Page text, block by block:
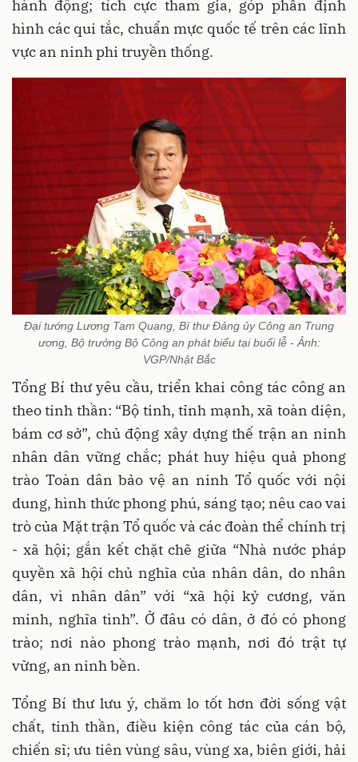
hành động; tích cực tham gia, góp phần định
hình các qui tắc, chuẩn mực quốc tế trên các lĩnh
vực an ninh phi truyền thống.
Đại tướng Lương Tam Quang, Bí thư Đảng ủy Công an Trung
ương, Bộ trưởng Bộ Công an phát biểu tại buổi lễ - Ảnh:
VGP/Nhật Bắc
Tổng Bí thư yêu cầu, triển khai công tác công an
theo tinh thần: “Bộ tinh, tỉnh mạnh, xã toàn diện,
bám cơ sở”, chủ động xây dựng thế trận an ninh
nhân dân vững chắc; phát huy hiệu quả phong
trào Toàn dân bảo vệ an ninh Tổ quốc với nội
dung, hình thức phong phú, sáng tạo; nêu cao vai
trò của Mặt trận Tổ quốc và các đoàn thể chính trị
- xã hội; gắn kết chặt chẽ giữa “Nhà nước pháp
quyền xã hội chủ nghĩa của nhân dân, do nhân
dân, vì nhân dân” với “xã hội kỷ cương, văn
minh, nghĩa tình”. Ở đâu có dân, ở đó có phong
trào; nơi nào phong trào mạnh, nơi đó trật tự
vững, an ninh bền.
Tổng Bí thư lưu ý, chăm lo tốt hơn đời sống vật
chất, tinh thần, điều kiện công tác của cán bộ,
chiến sĩ; ưu tiên vùng sâu, vùng xa, biên giới, hải